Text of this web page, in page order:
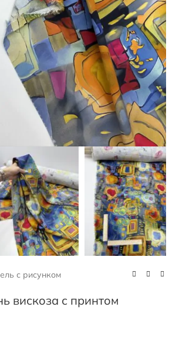
с рисунком
вискоза с принтом